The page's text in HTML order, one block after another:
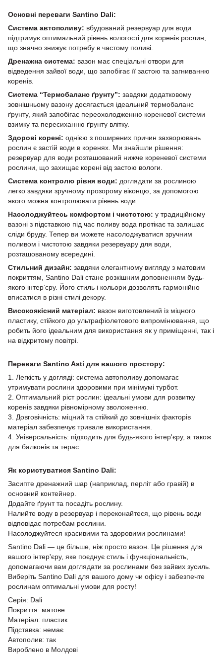
Основні переваги Santino Dali:
Система автополиву: вбудований резервуар для води
підтримує оптимальний рівень вологості для коренів рослин,
що значно знижує потребу в частому поливі.
Дренажна система: вазон має спеціальні отвори для
відведення зайвої води, що запобігає її застою та загниванню
коренів.
Система “Термобаланс ґрунту”: завдяки додатковому
зовнішньому вазону досягається ідеальний термобаланс
ґрунту, який запобігає переохолодженню кореневої системи
взимку та пересиханню ґрунту влітку.
Здорові корені: однією з поширених причин захворювань
рослин є застій води в коренях. Ми знайшли рішення:
резервуар для води розташований нижче кореневої системи
рослини, що захищає корені від застою вологи.
Система контролю рівня води: доглядати за рослиною
легко завдяки зручному прозорому віконцю, за допомогою
якого можна контролювати рівень води.
Насолоджуйтесь комфортом і чистотою: у традиційному
вазоні з підставкою під час поливу вода протікає та залишає
сліди бруду. Тепер ви можете насолоджуватися зручним
поливом і чистотою завдяки резервуару для води,
розташованому всередині.
Стильний дизайн: завдяки елегантному вигляду з матовим
покриттям, Santino Dali стане розкішним доповненням будь-
якого інтер’єру. Його стиль і кольори дозволять гармонійно
вписатися в різні стилі декору.
Високоякісний матеріал: вазон виготовлений із міцного
пластику, стійкого до ультрафіолетового випромінювання, що
робить його ідеальним для використання як у приміщенні, так і
на відкритому повітрі.
Переваги Santino Asti для вашого простору:
1. Легкість у догляді: система автополиву допомагає
утримувати рослини здоровими при мінімумі турбот.
2. Оптимальний ріст рослин: ідеальні умови для розвитку
коренів завдяки рівномірному зволоженню.
3. Довговічність: міцний та стійкий до зовнішніх факторів
матеріал забезпечує тривале використання.
4. Універсальність: підходить для будь-якого інтер'єру, а також
для балконів та терас.
Як користуватися Santino Dali:
Засипте дренажний шар (наприклад, перліт або гравій) в
основний контейнер.
Додайте ґрунт та посадіть рослину.
Налийте воду в резервуар і переконайтеся, що рівень води
відповідає потребам рослини.
Насолоджуйтеся красивими та здоровими рослинами!
Santino Dali — це більше, ніж просто вазон. Це рішення для
вашого інтер'єру, яке поєднує стиль і функціональність,
допомагаючи вам доглядати за рослинами без зайвих зусиль.
Виберіть Santino Dali для вашого дому чи офісу і забезпечте
рослинам оптимальні умови для росту!
Серія: Dali
Покриття: матове
Матеріал: пластик
Підставка: немає
Автополив: так
Вироблено в Молдові